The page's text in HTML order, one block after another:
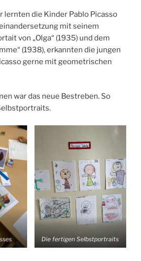
lernten die Kinder Pablo Picasso
mit seinem
von „Olga“ (1935) und dem
(1938), erkannten die jungen
gerne mit geometrischen
war das neue Bestreben. So
Die fertigen Selbstportraits